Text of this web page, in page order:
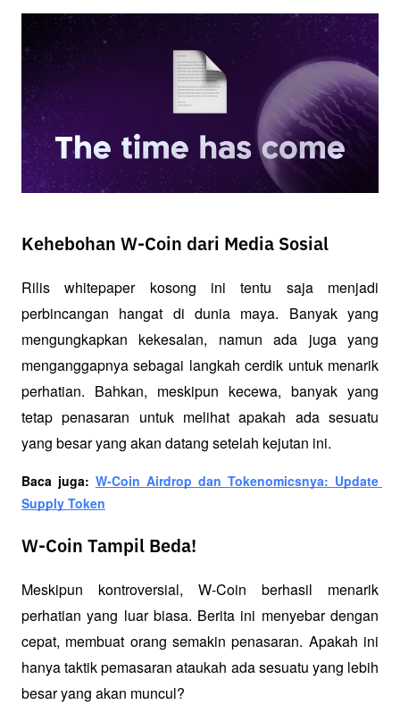
Kehebohan W-Coin dari Media Sosial
Rilis whitepaper kosong ini tentu saja menjadi
perbincangan hangat di dunia maya. Banyak yang
mengungkapkan kekesalan, namun ada juga yang
menganggapnya sebagai langkah cerdik untuk menarik
perhatian. Bahkan, meskipun kecewa, banyak yang
tetap penasaran untuk melihat apakah ada sesuatu
yang besar yang akan datang setelah kejutan ini.
Baca juga: W-Coin Airdrop dan Tokenomicsnya: Update
Supply Token
W-Coin Tampil Beda!
Meskipun kontroversial, W-Coin berhasil menarik
perhatian yang luar biasa. Berita ini menyebar dengan
cepat, membuat orang semakin penasaran. Apakah ini
hanya taktik pemasaran ataukah ada sesuatu yang lebih
besar yang akan muncul?